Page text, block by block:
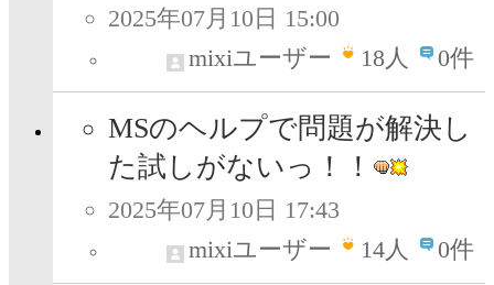
2025年07月10日 15:00
mixiユーザー
18人 0件
MSのヘルプで問題が解決し
た試しがないっ！！
2025年07月10日 17:43
mixiユーザー
14人 0件